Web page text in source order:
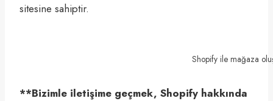
sitesine sahiptir.
Shopify ile mağaza
**Bizimle iletişime geçmek, Shopify hakkında